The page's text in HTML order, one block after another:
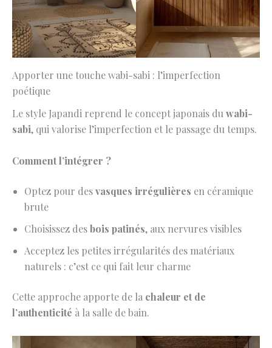
Apporter une touche wabi-sabi : l’imperfection
poétique
Le style Japandi reprend le concept japonais du wabi-
sabi, qui valorise l’imperfection et le passage du temps.
Comment l’intégrer ?
Optez pour desvasques irrégulières en céramique
brute
Choisissez desbois patinés, aux nervures visibles
Acceptez les petites irrégularités des matériaux
naturels : c’est ce qui fait leur charme
Cette approche apporte de la chaleur et de
l’authenticité à la salle de bain.